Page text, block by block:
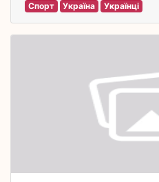
Спорт Україна Українці